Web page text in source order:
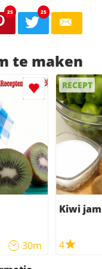
25 25
te maken
30m
RECEPT
Kiwi jam
4